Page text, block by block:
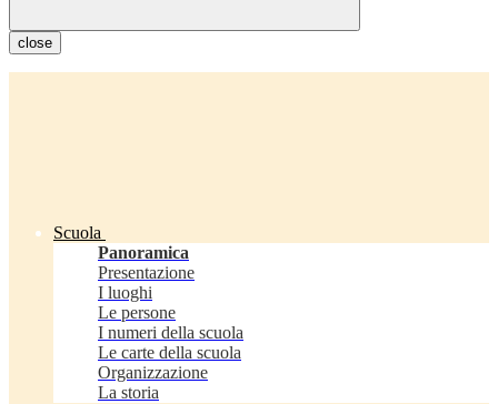
close
Scuola
Panoramica
Presentazione
I luoghi
Le persone
I numeri della scuola
Le carte della scuola
Organizzazione
La storia